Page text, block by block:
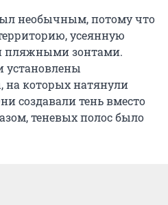
необычным, потому что
усеянную
пляжными зонтами.
на которых натянули
создавали тень вместо
теневых полос было